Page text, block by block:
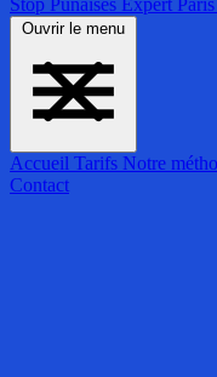
Ouvrir le menu
Accueil Tarifs Notre
Contact
Accueil